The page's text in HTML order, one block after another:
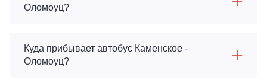
Оломоуц?
Куда прибывает автобус Каменское -
Оломоуц?